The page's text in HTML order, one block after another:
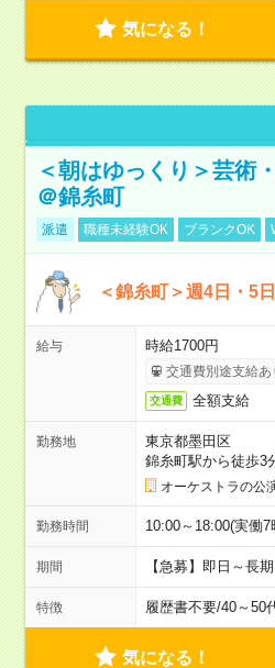
気になる！
＜朝はゆっくり＞芸術
＠錦糸町
派遣 職種未経験OK ブランクOK
＜錦糸町＞週4日・5
給与 時給1700円
交通費別途支給あ
交通費 全額支給
勤務地
東京都墨田区
錦糸町駅から徒歩3
オーケストラの公
勤務時間 10:00～18:00(実働
期間 【急募】即日～長
特徴 履歴書不要/40～50
気になる！